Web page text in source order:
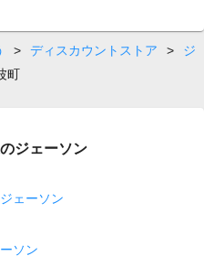
> ディスカウントストア >
ジ
町
ジェーソン
ェーソン
ソン